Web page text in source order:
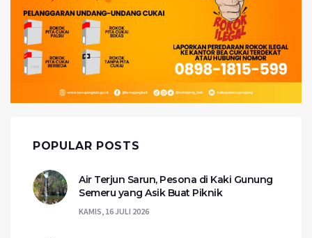
POPULAR POSTS
Air Terjun Sarun, Pesona di Kaki Gunung
Semeru yang Asik Buat Piknik
KAMIS, 16 JULI 2026